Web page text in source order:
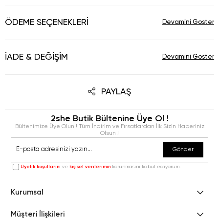
ÖDEME SEÇENEKLERI
İADE & DEĞIŞIM
PAYLAŞ
2she Butik Bültenine Üye Ol !
Bültenimize Üye Olun ! Tüm İndirim ve Fırsatlardan İlk Sizin Haberiniz
Olsun !
Gönder
Üyelik koşullarını ve kişisel verilerimin korunmasını kabul ediyorum.
Kurumsal
Müşteri İlişkileri